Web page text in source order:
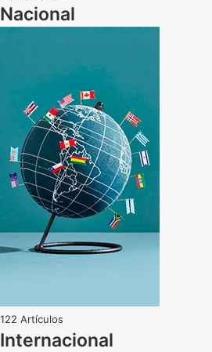
Nacional
122 Artículos
Internacional